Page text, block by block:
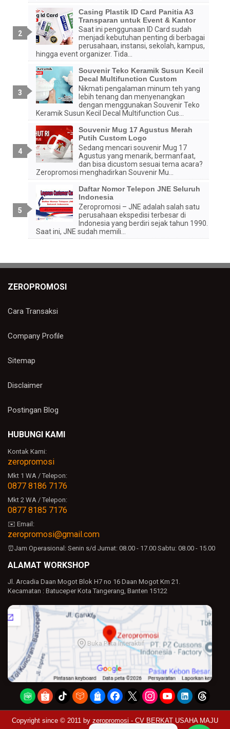
Casing Plastik ID Card Panitia A3
Transparan untuk Event & Kantor
Saat ini penggunaan ID Card sudah
menjadi kebutuhan penting di berbagai
perusahaan, instansi, sekolah, kampus,
hingga event organizer. Tida...
Souvenir Teko Keramik Susun Kecil
Decal Multifunction Custom
Nikmati pengalaman minum teh yang
lebih tenang dan menyenangkan
dengan menggunakan Souvenir Teko
Keramik Susun Kecil Decal Multifunction Cus...
Souvenir Mug 17 Agustus Merah
Putih Custom Logo
Sedang mencari souvenir Mug 17
Agustus yang menarik, bermanfaat,
dan bisa dicustom sesuai tema acara?
Zeropromosi menghadirkan Souvenir Mu...
Daftar Nomor Telepon JNE Seluruh
Indonesia
Zeropromosi – JNE adalah salah satu
perusahaan ekspedisi terbesar di
Indonesia yang berdiri sejak tahun 1990.
Saat ini, JNE sudah memili...
ZEROPROMOSI
Cara Transaksi
Company Profile
Sitemap
Disclaimer
Postingan Blog
HUBUNGI KAMI
Kontak Kami:
zeropromosi
Mkt 1 WA / Telepon:
0877 8186 7176
Mkt 2 WA / Telepon:
0877 8185 7176
✉️ Email:
zeropromosi@gmail.com
⏰Jam Operasional: Senin s/d Jumat: 08.00 - 17.00 Sabtu: 08.00 - 15.00
ALAMAT WORKSHOP
Jl. Arcadia Daan Mogot Blok H7 no 16 Daan Mogot Km 21.
Kecamatan : Batuceper Kota Tangerang, Banten 15122
Buka Peta Interaktif
Copyright since © 2011 by zeropromosi - CV BERKAT USAHA MAJU